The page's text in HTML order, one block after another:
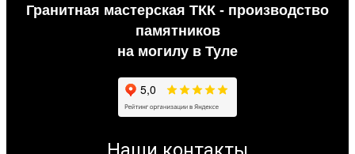
Гранитная мастерская ТКК - производство
памятников
на могилу в Туле